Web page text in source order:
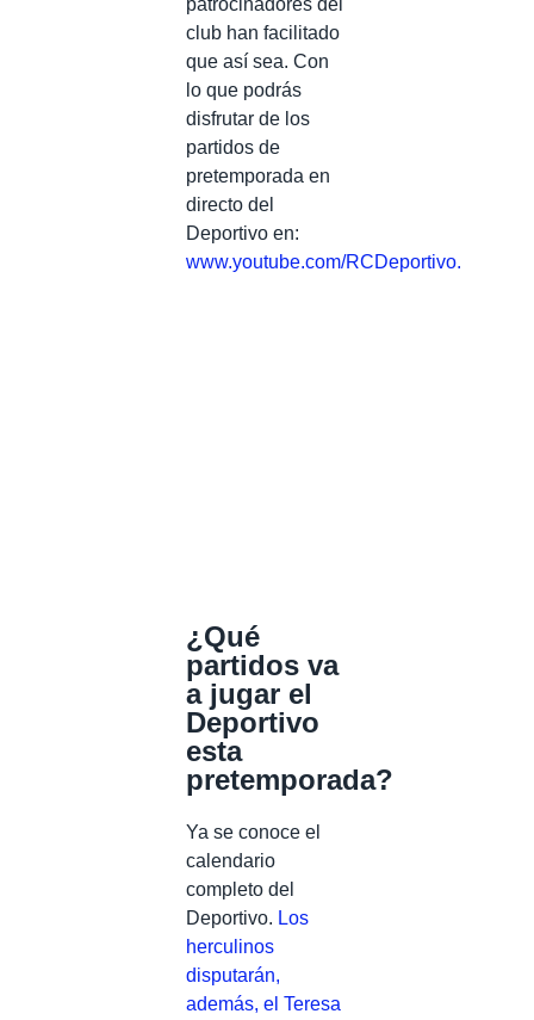
club han facilitado
que así sea. Con
lo que podrás
disfrutar de los
partidos de
pretemporada en
directo del
Deportivo en:
www.youtube.com/RCDeportivo.
¿Qué
partidos va
a jugar el
Deportivo
esta
pretemporada?
Ya se conoce el
calendario
completo del
Deportivo. Los
herculinos
disputarán,
además, el Teresa